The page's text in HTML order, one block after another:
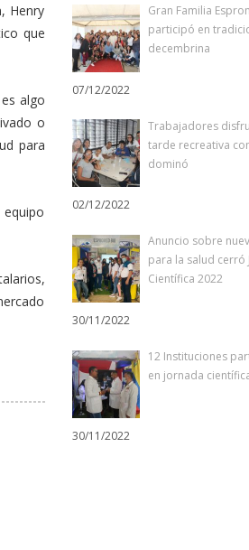
Henry
que
algo
o
para
Gran Familia
participó en
decembrina
07/12/2022
Trabajadores
tarde recreativa
dominó
02/12/2022
Anuncio sobre
para la salud cerró
Científica 2022
30/11/2022
12 Instituciones
en jornada
30/11/2022